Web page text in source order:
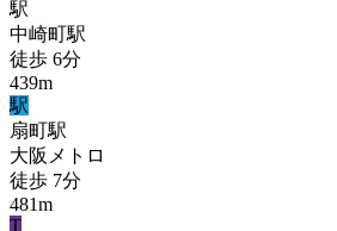
駅
中崎町駅
徒歩 6分
439m
駅
扇町駅
大阪メトロ
徒歩 7分
481m
T